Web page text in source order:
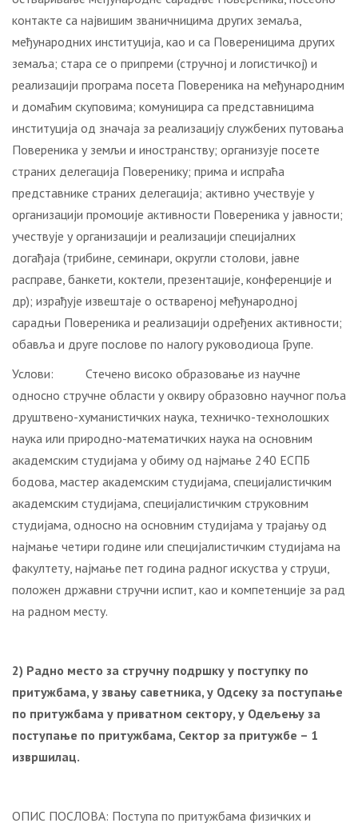
контакте са највишим званичницима других земаља,
међународних институција, као и са Повереницима других
земаља; стара се о припреми (стручној и логистичкој) и
реализацији програма посета Повереника на међународним
и домаћим скуповима; комуницира са представницима
институција од значаја за реализацију службених путовања
Повереника у земљи и иностранству; организује посете
страних делегација Поверенику; прима и испраћа
представнике страних делегација; активно учествује у
организацији промоције активности Повереника у јавности;
учествује у организацији и реализацији специјалних
догађаја (трибине, семинари, округли столови, јавне
расправе, банкети, коктели, презентације, конференције и
др); израђује извештаје о оствареној међународној
сарадњи Повереника и реализацији одређених активности;
обавља и друге послове по налогу руководиоца Групе.
Услови: Стечено високо образовање из научне
односно стручне области у оквиру образовно научног поља
друштвено-хуманистичких наука, техничко-технолошких
наука или природно-математичких наука на основним
академским студијама у обиму од најмање 240 ЕСПБ
бодова, мастер академским студијама, специјалистичким
академским студијама, специјалистичким струковним
студијама, односно на основним студијама у трајању од
најмање четири године или специјалистичким студијама на
факултету, најмање пет година радног искуства у струци,
положен државни стручни испит, као и компетенције за рад
на радном месту.
2) Радно место за стручну подршку у поступку по
притужбама, у звању саветника, у Одсеку за поступање
по притужбама у приватном сектору, у Одељењу за
поступање по притужбама, Сектор за притужбе – 1
извршилац.
ОПИС ПОСЛОВА: Поступа по притужбама физичких и